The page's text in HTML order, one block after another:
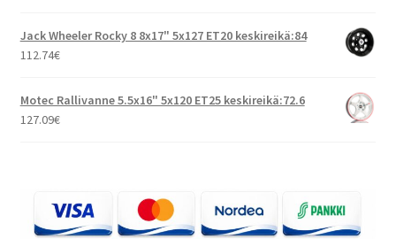
Jack Wheeler Rocky 8 8x17" 5x127 ET20 keskireikä:84
112.74€
Motec Rallivanne 5.5x16" 5x120 ET25 keskireikä:72.6
127.09€